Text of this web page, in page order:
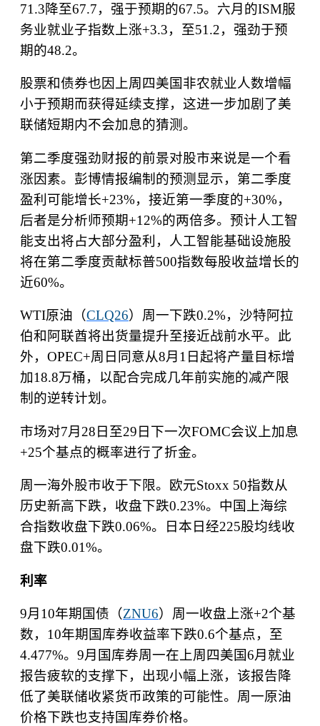
71.3降至67.7，强于预期的67.5。六月的ISM服
务业就业子指数上涨+3.3，至51.2，强劲于预
期的48.2。
股票和债券也因上周四美国非农就业人数增幅
小于预期而获得延续支撑，这进一步加剧了美
联储短期内不会加息的猜测。
第二季度强劲财报的前景对股市来说是一个看
涨因素。彭博情报编制的预测显示，第二季度
盈利可能增长+23%，接近第一季度的+30%，
后者是分析师预期+12%的两倍多。预计人工智
能支出将占大部分盈利，人工智能基础设施股
将在第二季度贡献标普500指数每股收益增长的
近60%。
WTI原油（CLQ26）周一下跌0.2%，沙特阿拉
伯和阿联酋将出货量提升至接近战前水平。此
外， OPEC+周日同意从8月 1 日起将产量目标增
加18.8万桶，以配合完成几年前实施的减产限
制的逆转计划。
市场对7月 28日至29日下一次FOMC会议上加息
+25个基点的概率进行了折金。
周一海外股市收于下限。欧元Stoxx 50指数从
历史新高下跌，收盘下跌0.23%。中国上海综
合指数收盘下跌0.06%。日本日经225股均线收
盘下跌0.01%。
利率
9月 10年期国债（ZNU6）周一收盘上涨+2个基
数， 10年期国库券收益率下跌0.6个基点，至
4.477%。 9月国库券周一在上周四美国6月就业
报告疲软的支撑下，出现小幅上涨，该报告降
低了美联储收紧货币政策的可能性。周一原油
价格下跌也支持国库券价格。